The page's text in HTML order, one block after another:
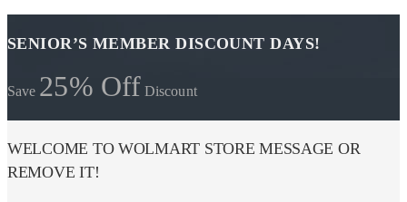
SENIOR’S MEMBER DISCOUNT DAYS!
Save 25% Off Discount
WELCOME TO WOLMART STORE MESSAGE OR
REMOVE IT!